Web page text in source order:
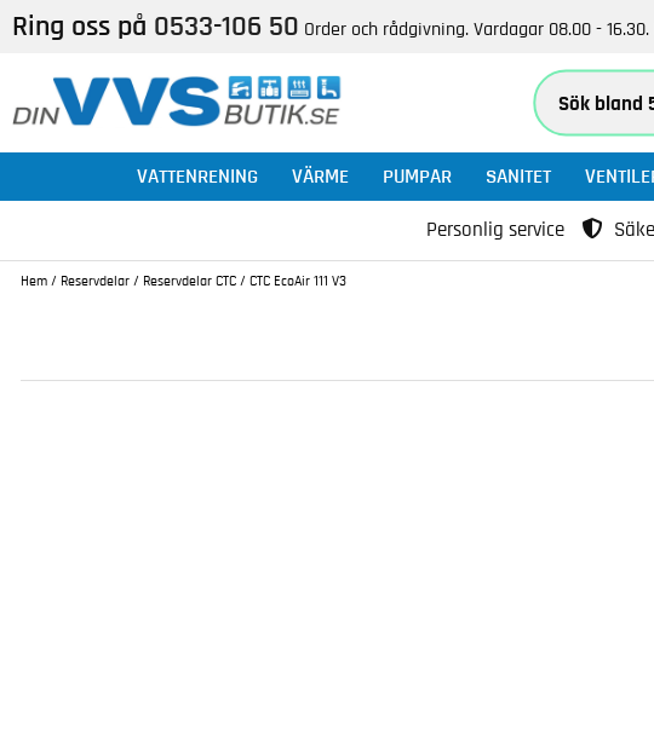
Ring oss på 0533-106 50 Order och rådgivning. Vardagar 08.00 - 16.30.
VATTENRENING VÄRME PUMPAR SANITET
Personlig service
Hem / Reservdelar / Reservdelar CTC / CTC EcoAir 111 V3